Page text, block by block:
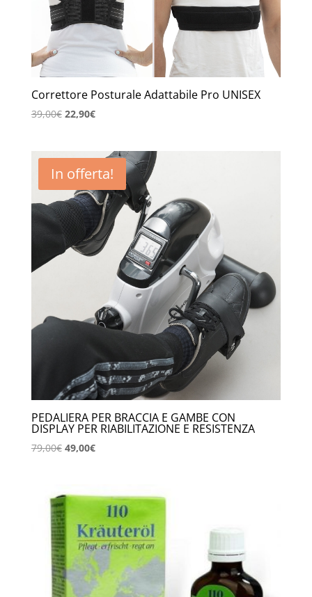
Correttore Posturale Adattabile Pro UNISEX
39,00€ Il
era:
39,00€.
22,90€Il
è:
22,90€.
In offerta!
PEDALIERA PER BRACCIA E GAMBE CON
DISPLAY PER RIABILITAZIONE E RESISTENZA
79,00€ Il
era:
79,00€.
49,00€Il
è:
49,00€.